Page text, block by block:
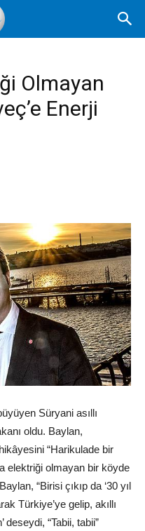
Olmayan
Enerji
Süryani asıllı
oldu. Baylan,
“Harikulade bir
elektriği olmayan bir köyde
“Birisi çıkıp da ‘30 yıl
Türkiye’ye gelip, akıllı
deseydi, “Tabii, tabii”